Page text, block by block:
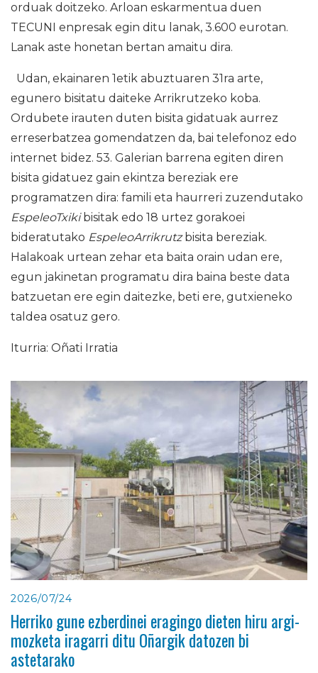
orduak doitzeko. Arloan eskarmentua duen
TECUNI enpresak egin ditu lanak, 3.600 eurotan.
Lanak aste honetan bertan amaitu dira.
Udan, ekainaren 1etik abuztuaren 31ra arte,
egunero bisitatu daiteke Arrikrutzeko koba.
Ordubete irauten duten bisita gidatuak aurrez
erreserbatzea gomendatzen da, bai telefonoz edo
internet bidez. 53. Galerian barrena egiten diren
bisita gidatuez gain ekintza bereziak ere
programatzen dira: famili eta haurreri zuzendutako
EspeleoTxikibisitak edo 18 urtez gorakoei
bideratutako EspeleoArrikrutzbisita bereziak.
Halakoak urtean zehar eta baita orain udan ere,
egun jakinetan programatu dira baina beste data
batzuetan ere egin daitezke, beti ere, gutxieneko
taldea osatuz gero.
Iturria: Oñati Irratia
2026/07/24
Herriko gune ezberdinei eragingo dieten hiru argi-
mozketa iragarri ditu Oñargik datozen bi
astetarako